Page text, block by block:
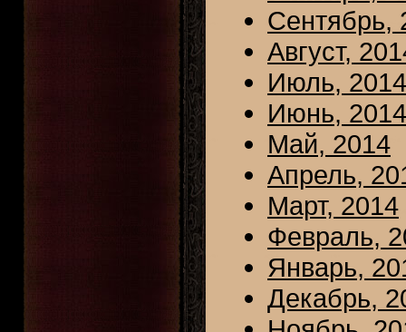
Сентябрь,
Август,
Июль, 2014
Июнь, 2014
Май, 2014
Апрель,
Март, 2014
Февраль,
Январь,
Декабрь,